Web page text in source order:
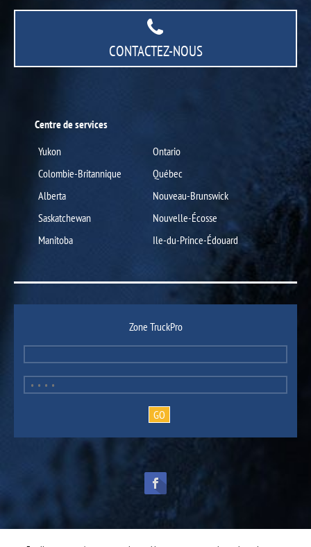
CONTACTEZ-NOUS
Centre de services
Yukon
Colombie-Britannique
Alberta
Saskatchewan
Manitoba
Ontario
Québec
Nouveau-Brunswick
Nouvelle-Écosse
Ile-du-Prince-Édouard
Zone TruckPro